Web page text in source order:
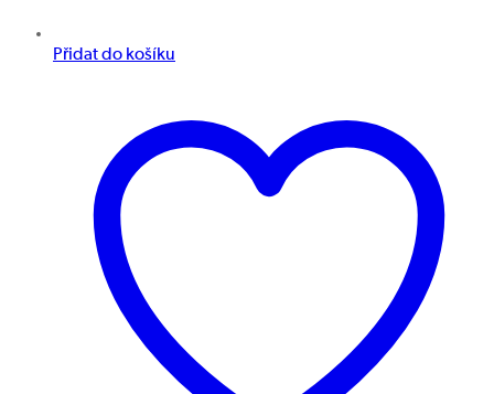
Přidat do košíku